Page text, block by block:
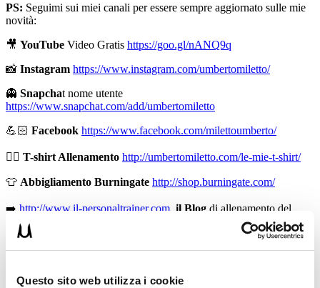
Questo sito web utilizza i cookie
PS: Seguimi sui miei canali per essere sempre aggiornato sulle mie
novità:
🎥 YouTube Video Gratis https://goo.gl/nANQ9q
📸 Instagram https://www.instagram.com/umbertomiletto/
👻 Snapchat nome utente
https://www.snapchat.com/add/umbertomiletto
💪🏻 Facebook https://www.facebook.com/milettoumberto/
🏋🏻 T-shirt Allenamento http://umbertomiletto.com/le-mie-t-shirt/
👕 Abbigliamento Burningate http://shop.burningate.com/
➡️ http://www.il-personaltrainer.com il Blog di allenamento del
personal trainer Umberto Miletto
Avvertenze:le informazioni contenute in questi video non
specialisti. L’autore declina ogni responsabilità di effetti o di